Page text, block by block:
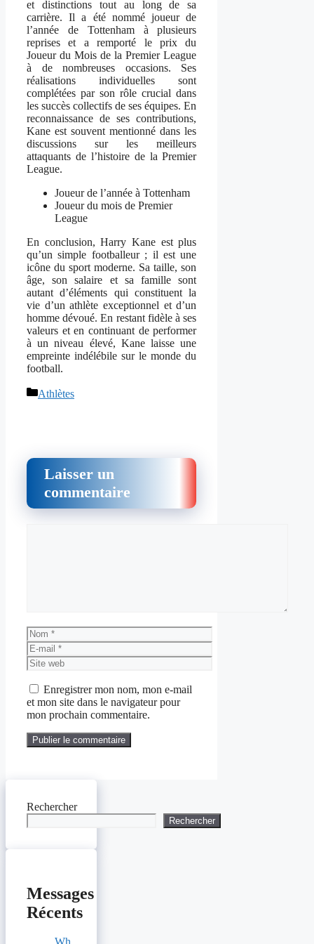
et distinctions tout au long de sa
carrière. Il a été nommé joueur de
l’année de Tottenham à plusieurs
reprises et a remporté le prix du
Joueur du Mois de la Premier League
à de nombreuses occasions. Ses
réalisations individuelles sont
complétées par son rôle crucial dans
les succès collectifs de ses équipes. En
reconnaissance de ses contributions,
Kane est souvent mentionné dans les
discussions sur les meilleurs
attaquants de l’histoire de la Premier
League.
Joueur de l’année à Tottenham
Joueur du mois de Premier
League
En conclusion, Harry Kane est plus
qu’un simple footballeur ; il est une
icône du sport moderne. Sa taille, son
âge, son salaire et sa famille sont
autant d’éléments qui constituent la
vie d’un athlète exceptionnel et d’un
homme dévoué. En restant fidèle à ses
valeurs et en continuant de performer
à un niveau élevé, Kane laisse une
empreinte indélébile sur le monde du
football.
Catégories
Athlètes
Laisser un
commentaire
Nom
E-
mail
Site
web
Enregistrer mon nom, mon e-mail
et mon site dans le navigateur pour
mon prochain commentaire.
Rechercher
Rechercher
Messages
Récents